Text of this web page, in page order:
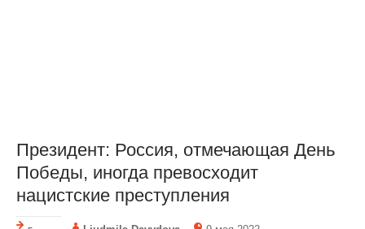
Президент: Россия, отмечающая День
Победы, иногда превосходит
нацистские преступления